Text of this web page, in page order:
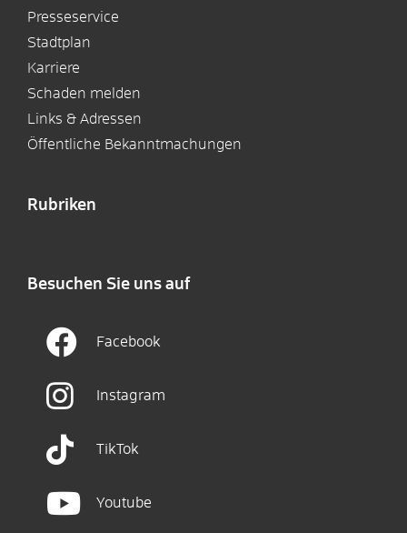
Presseservice
Stadtplan
Karriere
Schaden melden
Links & Adressen
Öffentliche Bekanntmachungen
Rubriken
Besuchen Sie uns auf
Facebook
Instagram
TikTok
Youtube